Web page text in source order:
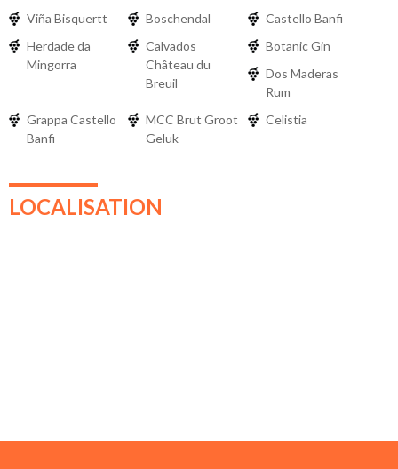
Viña Bisquertt
Boschendal
Castello Banfi
Herdade da
Mingorra
Calvados
Château du
Breuil
Botanic Gin
Dos Maderas
Rum
Grappa Castello
Banfi
MCC Brut Groot
Geluk
Celistia
LOCALISATION